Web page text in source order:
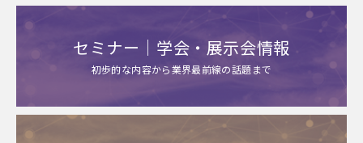
セミナー｜学会・展示会情報
初歩的な内容から業界最前線の話題まで